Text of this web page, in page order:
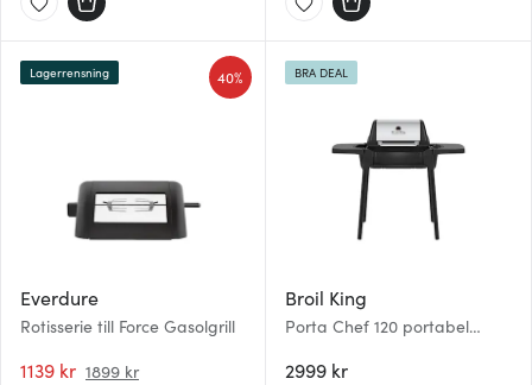
Everdure
Rotisserie till Force Gasolgrill
1139 kr 1899 kr
40%
Lagerrensning
Broil King
Porta Chef 120 portabel
2999 kr
BRA DEAL